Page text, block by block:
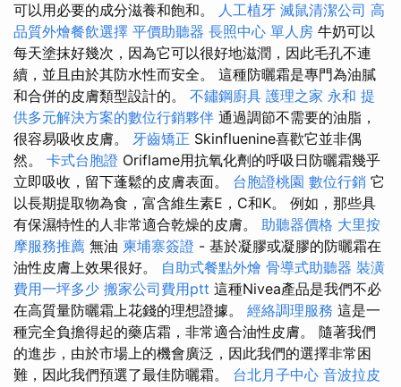
可以用必要的成分滋養和飽和。 人工植牙 滅鼠清潔公司 高
品質外燴餐飲選擇 平價助聽器 長照中心 單人房 牛奶可以
每天塗抹好幾次，因為它可以很好地滋潤，因此毛孔不連
續，並且由於其防水性而安全。 這種防曬霜是專門為油膩
和合併的皮膚類型設計的。 不鏽鋼廚具 護理之家 永和 提
供多元解決方案的數位行銷夥伴 通過調節不需要的油脂，
很容易吸收皮膚。 牙齒矯正 Skinfluenine喜歡它並非偶
然。 卡式台胞證 Oriflame用抗氧化劑的呼吸日防曬霜幾乎
立即吸收，留下蓬鬆的皮膚表面。 台胞證桃園 數位行銷 它
以長期提取物為食，富含維生素E，C和K。 例如，那些具
有保濕特性的人非常適合乾燥的皮膚。 助聽器價格 大里按
摩服務推薦 無油 柬埔寨簽證 - 基於凝膠或凝膠的防曬霜在
油性皮膚上效果很好。 自助式餐點外燴 骨導式助聽器 裝潢
費用一坪多少 搬家公司費用ptt 這種Nivea產品是我們不必
在高質量防曬霜上花錢的理想證據。 經絡調理服務 這是一
種完全負擔得起的藥店霜，非常適合油性皮膚。 隨著我們
的進步，由於市場上的機會廣泛，因此我們的選擇非常困
難，因此我們預選了最佳防曬霜。 台北月子中心 音波拉皮